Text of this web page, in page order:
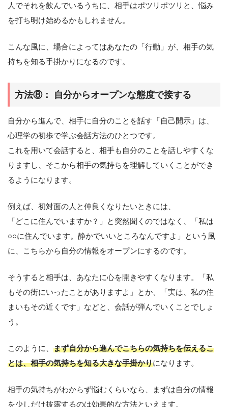
人でそれを飲んでいるうちに、相手はポツリポツリと、悩み
を打ち明け始めるかもしれません。
こんな風に、場合によってはあなたの「行動」が、相手の気
持ちを知る手掛かりになるのです。
方法⑧： 自分からオープンな態度で接する
自分から進んで、相手に自分のことを話す「自己開示」は、
心理学の初歩で学ぶ会話方法のひとつです。
これを用いて会話すると、相手も自分のことを話しやすくな
りますし、そこから相手の気持ちを理解していくことができ
るようになります。
例えば、初対面の人と仲良くなりたいときには、
「どこに住んでいますか？」と突然聞くのではなく、「私は
○○に住んでいます。静かでいいところなんですよ」という風
に、こちらから自分の情報をオープンにするのです。
そうすると相手は、あなたに心を開きやすくなります。「私
もその街にいったことがありますよ」とか、「実は、私の住
まいもその近くです」などと、会話が弾んでいくことでしょ
う。
このように、 まず自分から進んでこちらの気持ちを伝えるこ
とは、相手の気持ちを知る大きな手掛かりになります。
相手の気持ちがわからず悩むくらいなら、まずは自分の情報
を少しだけ披露するのは効果的な方法といえます。